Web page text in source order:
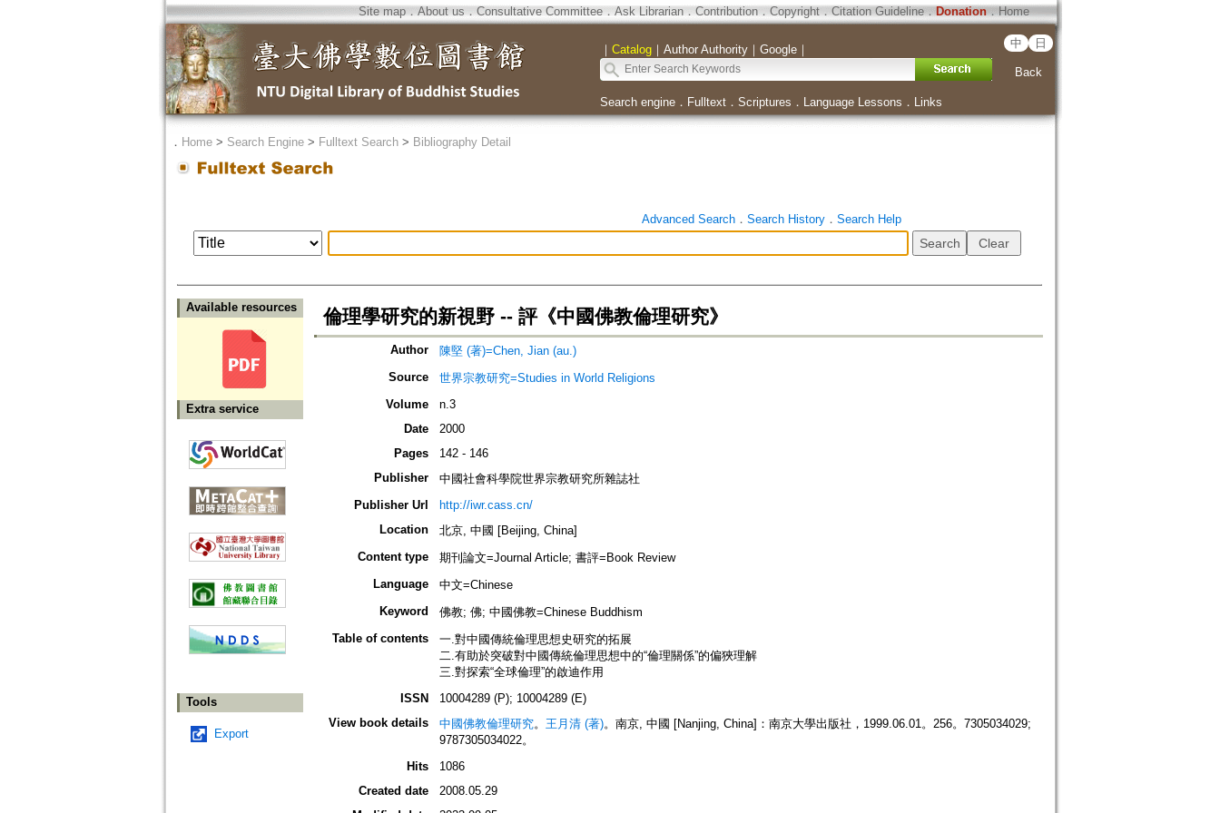
Site map．About us ． Consultative Committee． Ask Librarian． Contribution．Copyright．Citation Guideline． Donation．Home
｜ Catalog｜ Author Authority｜ Google｜ 中 日
Back
Search engine． Fulltext． Scriptures ． Language Lessons ． Links
． Home> Search Engine> Fulltext Search> Bibliography Detail
Advanced Search． Search History． Search Help
Available resources
Extra service
Tools
Export
倫理學研究的新視野 -- 評《中國佛教倫理研究》
Author
陳堅 (著)=Chen, Jian (au.)
Source
世界宗教研究=Studies in World Religions
Volume
n.3
Date
2000
Pages
142 - 146
Publisher
中國社會科學院世界宗教研究所雜誌社
Publisher Url
http://iwr.cass.cn/
Location
北京, 中國 [Beijing, China]
Content type
期刊論文=Journal Article; 書評=Book Review
Language
中文=Chinese
Keyword
佛教; 佛; 中國佛教=Chinese Buddhism
Table of contents
一.對中國傳統倫理思想史研究的拓展
二.有助於突破對中國傳統倫理思想中的“倫理關係”的偏狹理解
三.對探索“全球倫理”的啟迪作用
ISSN
10004289 (P); 10004289 (E)
View book details
中國佛教倫理研究。 王月清 (著)。南京, 中國 [Nanjing, China]：南京大學出版社，1999.06.01。256。7305034029;
9787305034022。
Hits
1086
Created date
2008.05.29